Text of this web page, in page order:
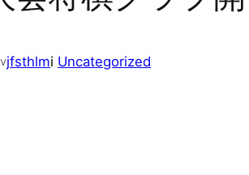
jfsthlmi Uncategorized